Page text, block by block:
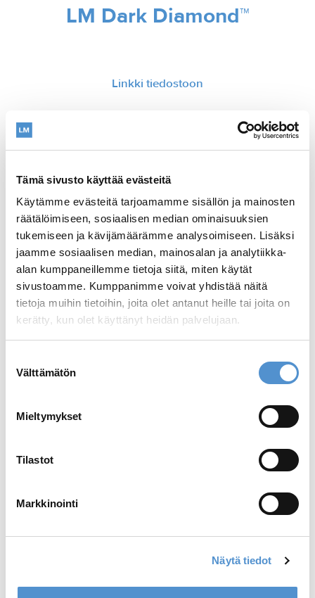
Tämä sivusto käyttää evästeitä
Käytämme evästeitä tarjoamamme sisällön ja mainosten
räätälöimiseen, sosiaalisen median ominaisuuksien
tukemiseen ja kävijämäärämme analysoimiseen. Lisäksi
jaamme sosiaalisen median, mainosalan ja analytiikka-
alan kumppaneillemme tietoja siitä, miten käytät
sivustoamme. Kumppanimme voivat yhdistää näitä
tietoja muihin tietoihin, joita olet antanut heille tai joita on
kerätty, kun olet käyttänyt heidän palvelujaan.
valinta
Välttämätön
Mieltymykset
Tilastot
Markkinointi
Näytä tiedot
LM Dark Diamond™
Linkki tiedostoon